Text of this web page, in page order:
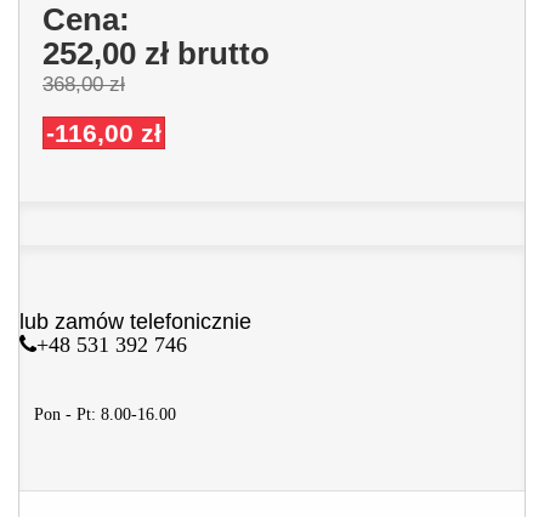
Cena:
252,00 zł brutto
368,00 zł
-116,00 zł
lub zamów telefonicznie
+48 531 392 746
Pon - Pt: 8.00-16.00